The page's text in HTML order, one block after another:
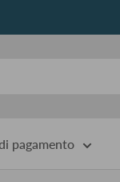
pagamento